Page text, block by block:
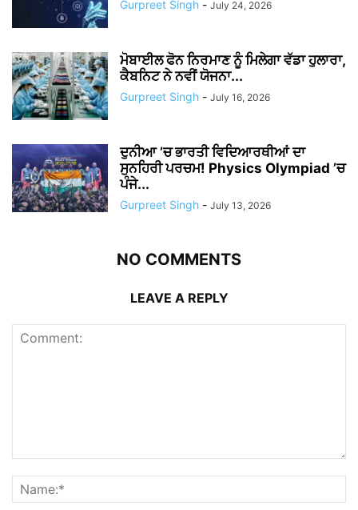
Gurpreet Singh - July 24, 2026
ਮੋਬਾਈਲ ਫੋਨ ਨਿਰਮਾਣ ਨੂੰ ਮਿਲੇਗਾ ਵੱਡਾ ਹੁਲਾਰਾ,
ਕੈਬਨਿਟ ਨੇ ਨਵੀਂ ਯੋਜਨਾ...
Gurpreet Singh - July 16, 2026
ਦੁਨੀਆ ’ਚ ਭਾਰਤੀ ਵਿਦਿਆਰਥੀਆਂ ਦਾ
ਸੁਨਹਿਰੀ ਪਰਚਮ! Physics Olympiad ’ਚ
ਪੰਜੇ...
Gurpreet Singh - July 13, 2026
NO COMMENTS
LEAVE A REPLY